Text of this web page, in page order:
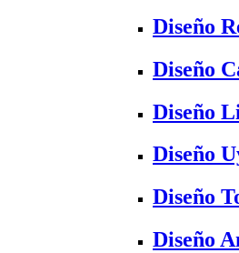
Diseño
Diseño
Diseño
Diseño
Diseño
Diseño